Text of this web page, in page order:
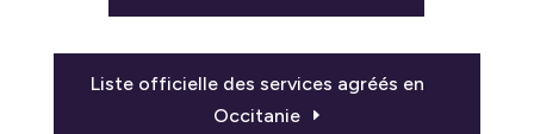
Liste officielle des services agréés en
Occitanie